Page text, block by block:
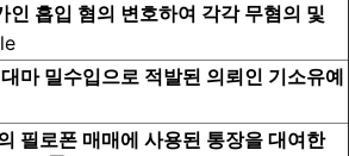
인 흡입 혐의 변호하여 각각 무혐의 및
마 밀수입으로 적발된 의뢰인 기소유예
필로폰 매매에 사용된 통장을 대여한